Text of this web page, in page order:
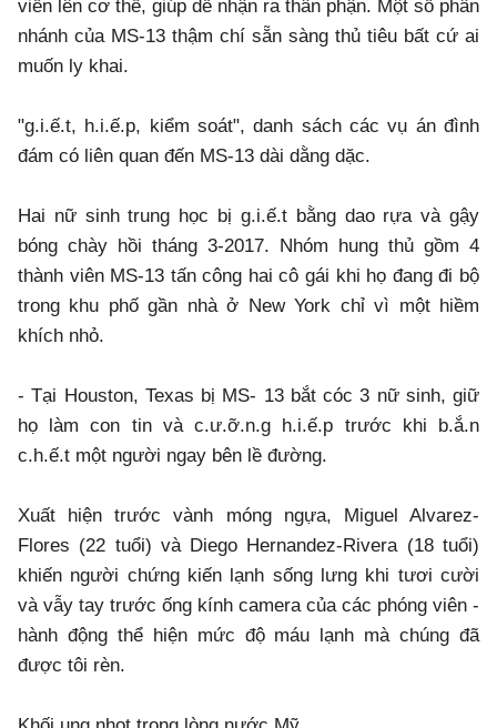
viễn lên cơ thể, giúp dễ nhận ra thân phận. Một số phân
nhánh của MS-13 thậm chí sẵn sàng thủ tiêu bất cứ ai
muốn ly khai.
"g.i.ế.t, h.i.ế.p, kiểm soát", danh sách các vụ án đình
đám có liên quan đến MS-13 dài dằng dặc.
Hai nữ sinh trung học bị g.i.ế.t bằng dao rựa và gậy
bóng chày hồi tháng 3-2017. Nhóm hung thủ gồm 4
thành viên MS-13 tấn công hai cô gái khi họ đang đi bộ
trong khu phố gần nhà ở New York chỉ vì một hiềm
khích nhỏ.
- Tại Houston, Texas bị MS- 13 bắt cóc 3 nữ sinh, giữ
họ làm con tin và c.ư.ỡ.n.g h.i.ế.p trước khi b.ắ.n
c.h.ế.t một người ngay bên lề đường.
Xuất hiện trước vành móng ngựa, Miguel Alvarez-
Flores (22 tuổi) và Diego Hernandez-Rivera (18 tuổi)
khiến người chứng kiến lạnh sống lưng khi tươi cười
và vẫy tay trước ống kính camera của các phóng viên -
hành động thể hiện mức độ máu lạnh mà chúng đã
được tôi rèn.